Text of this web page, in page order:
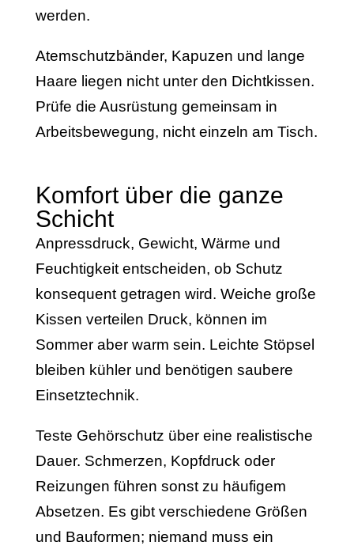
werden.
Atemschutzbänder, Kapuzen und lange
Haare liegen nicht unter den Dichtkissen.
Prüfe die Ausrüstung gemeinsam in
Arbeitsbewegung, nicht einzeln am Tisch.
Komfort über die ganze
Schicht
Anpressdruck, Gewicht, Wärme und
Feuchtigkeit entscheiden, ob Schutz
konsequent getragen wird. Weiche große
Kissen verteilen Druck, können im
Sommer aber warm sein. Leichte Stöpsel
bleiben kühler und benötigen saubere
Einsetztechnik.
Teste Gehörschutz über eine realistische
Dauer. Schmerzen, Kopfdruck oder
Reizungen führen sonst zu häufigem
Absetzen. Es gibt verschiedene Größen
und Bauformen; niemand muss ein